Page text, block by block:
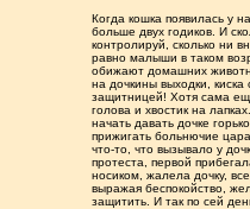
Когда кошка появилась у
больше двух годиков. И
контролируй, сколько ни
равно малыши в таком
обижают домашних
на дочкины выходки, киска
защитницей! Хотя сама
голова и хвостик на
начать давать дочке
прижигать больнючие
что-то, что вызывало у
протеста, первой
носиком, жалела дочку,
выражая беспокойство,
защитить. И так по сей